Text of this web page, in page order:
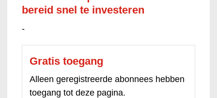
bereid snel te investeren
-
Gratis toegang
Alleen geregistreerde abonnees hebben
toegang tot deze pagina.